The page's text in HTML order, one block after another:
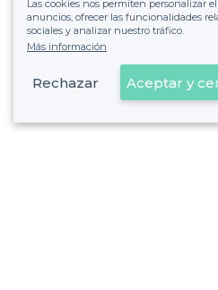
de ver la
Registrar mi
Ya es
Las cookies nos permiten personalizar
anuncios, ofrecer las funcionalidades
sociales y analizar nuestro tráfico.
Más información
Rechazar Aceptar y